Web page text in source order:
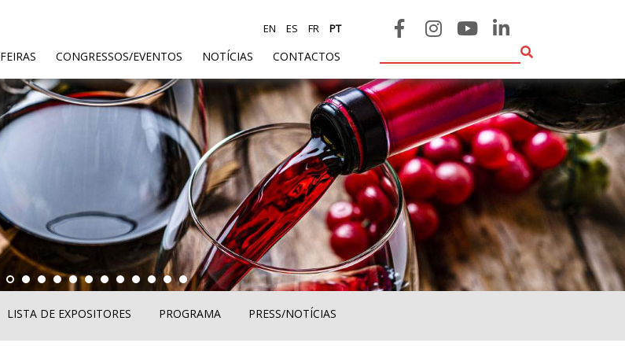
FEIRAS CONGRESSOS/EVENTOS NOTÍCIAS CONTACTOS
EN ES FR PT
LISTA DE EXPOSITORES PROGRAMA PRESS/NOTÍCIAS